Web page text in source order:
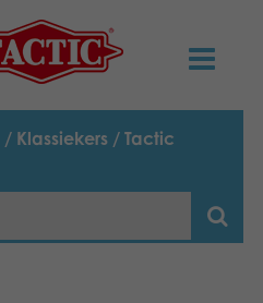
/ Klassiekers / Tactic